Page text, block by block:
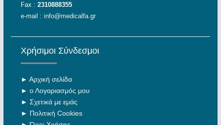
Fax : 2310888355
e-mail : info@medicalfa.gr
Χρήσιμοι Σύνδεσμοι
► Αρχική σελίδα
► ο Λογαριασμός μου
► Σχετικά με εμάς
► Πολιτική Cookies